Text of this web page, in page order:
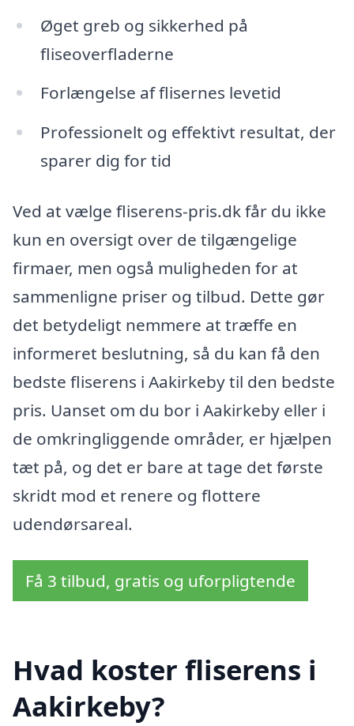
Øget greb og sikkerhed på
fliseoverfladerne
Forlængelse af flisernes levetid
Professionelt og effektivt resultat, der
sparer dig for tid
Ved at vælge fliserens-pris.dk får du ikke
kun en oversigt over de tilgængelige
firmaer, men også muligheden for at
sammenligne priser og tilbud. Dette gør
det betydeligt nemmere at træffe en
informeret beslutning, så du kan få den
bedste fliserens i Aakirkeby til den bedste
pris. Uanset om du bor i Aakirkeby eller i
de omkringliggende områder, er hjælpen
tæt på, og det er bare at tage det første
skridt mod et renere og flottere
udendørsareal.
Få 3 tilbud, gratis og uforpligtende
Hvad koster fliserens i
Aakirkeby?